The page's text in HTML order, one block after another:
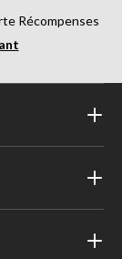
Récompenses